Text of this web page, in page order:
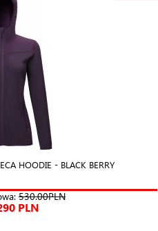
HOODIE - BLACK BERRY
530.00PLN
PLN